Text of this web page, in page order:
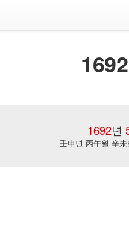
1692년
壬申년 丙午월 辛